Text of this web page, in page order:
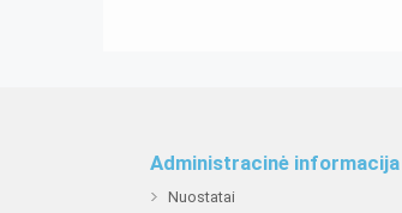
Administracinė informacija
Nuostatai